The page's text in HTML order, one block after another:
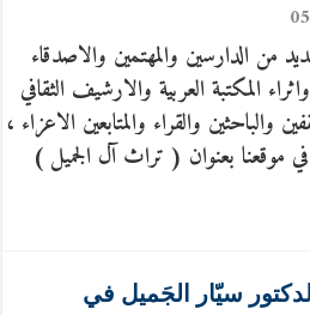
من الدارسين والمهتمين والاصدقاء
المكتبة العربية والارشيف الثقافي
والباحثين والقراء والمتابعين الاعزاء ،
موقعنا بعنوان ( تراث آل الجميل )
سيّار الجَميل في